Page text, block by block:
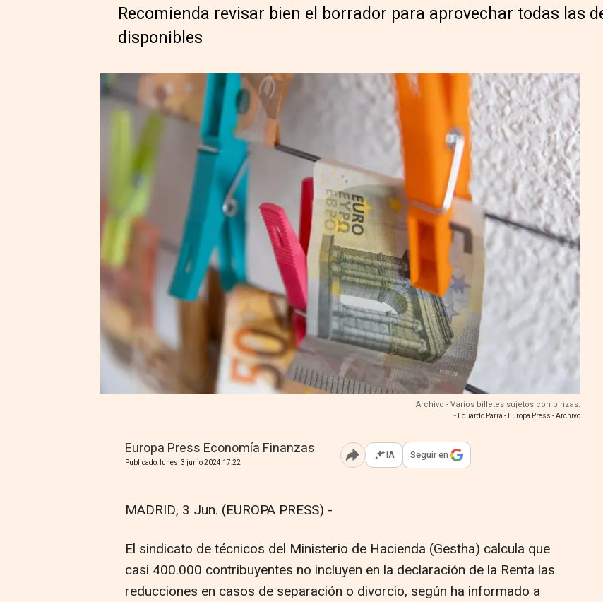
Recomienda revisar bien el borrador para aprovechar todas las
disponibles
Archivo - Varios billetes sujetos con pinzas.
- Eduardo Parra - Europa Press - Archivo
Europa Press Economía Finanzas
Publicado: lunes, 3 junio 2024 17:22 Abrir opciones para compartir
IA Seguir en
MADRID, 3 Jun. (EUROPA PRESS) -
El sindicato de técnicos del Ministerio de Hacienda (Gestha) calcula que
casi 400.000 contribuyentes no incluyen en la declaración de la Renta las
reducciones en casos de separación o divorcio, según ha informado a